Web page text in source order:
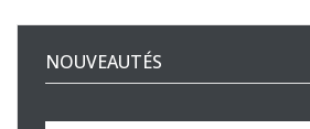
NOUVEAUTÉS